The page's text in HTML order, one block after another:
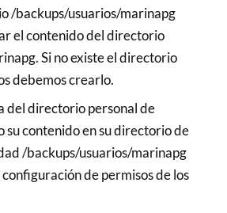
/backups/usuarios/marinapg
el contenido del directorio
Si no existe el directorio
debemos crearlo.
del directorio personal de
su contenido en su directorio de
/backups/usuarios/marinapg
de permisos de los